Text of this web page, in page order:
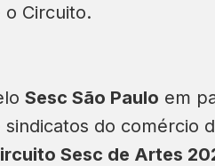
Circuito.
Sesc São Paulo em
sindicatos do comércio
Sesc de Artes